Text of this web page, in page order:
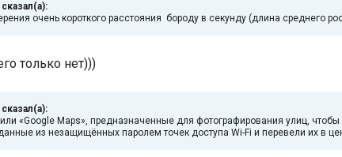
очень короткого расстояния бороду в секунду (длина среднего
только нет)))
«Google Maps», предназначенные для фотографирования улиц,
из незащищённых паролем точек доступа Wi-Fi и перевели их в